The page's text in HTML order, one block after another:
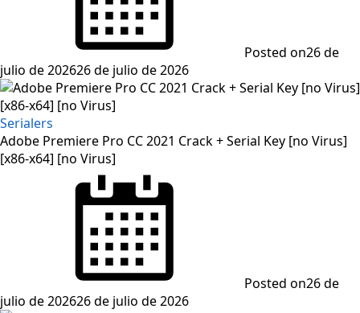
Posted on26 de
julio de 202626 de julio de 2026
Serialers
Adobe Premiere Pro CC 2021 Crack + Serial Key [no Virus]
[x86-x64] [no Virus]
Posted on26 de
julio de 202626 de julio de 2026